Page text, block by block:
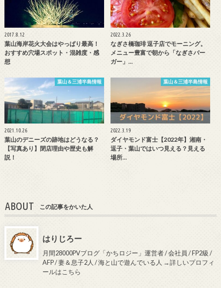
2017.8.12
葉山海岸花火大会はやっぱり最高！
おすすめ穴場スポット・混雑度・感
想
2022.3.26
なぎさ橋珈琲 逗子店でモーニング。
メニュー豊富で朝から「なぎさバー
ガー」…
葉山＆三浦半島情報
2021.10.26
葉山のデニーズの跡地はどうなる？
【写真あり】閉店理由や歴史も解
説！
葉山＆三浦半島情報
2022.3.19
ダイヤモンド富士【2022年】湘南・
逗子・葉山ではいつ見える？見える
場所…
ABOUT この記事をかいた人
はりじろー
月間28000PVブログ「かちロジー」運営者 / 会社員 / FP2級 /
AFP / 妻＆息子2人 / 海と山で遊んでいる人 →詳しいプロフィ
ールはこちら